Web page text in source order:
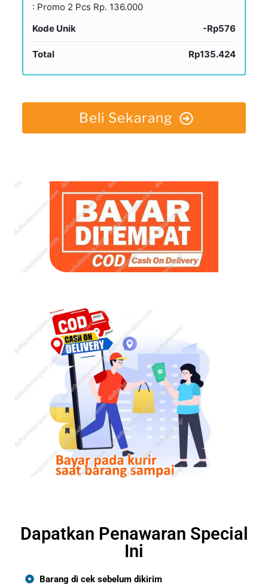
: Promo 2 Pcs Rp. 136.000
Kode Unik -Rp576
Total Rp135.424
Beli Sekarang
Dapatkan Penawaran Special
Ini
Barang di cek sebelum dikirim